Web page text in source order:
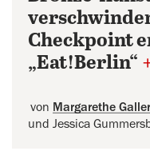
Checkpoint
„Eat!Berlin“
von Margarethe
und Jessica